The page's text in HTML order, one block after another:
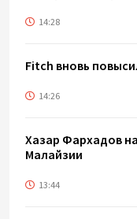
14:28
Fitch вновь
14:26
Хазар Фархадов
Малайзии
13:44